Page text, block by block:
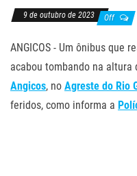
9 de outubro de 2023 Off
ANGICOS - Um ônibus que
acabou tombando na altura
Angicos, no Agreste do Rio
feridos, como informa a